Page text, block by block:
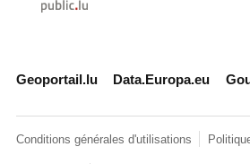
Geoportail.lu Data.Europa.eu
Conditions générales d'utilisations